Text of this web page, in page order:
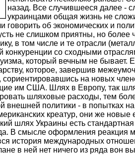
назад. Все случившееся далее -
украинцами общая жизнь не
говорить об экономических и
не слишком приятны, но более
в том числе и те отрасли
конкуренции со сходными
который вечным не бывает.
которое, завершив
сориентировавшись на новых
им США. Шлях в Европу, так
шляховые расходы, тем
внешней политики - в попытках
креатур, они же
шлях Украины есть
В смысле оформления реакция
история международных
в ней нет ничего из ряда вон